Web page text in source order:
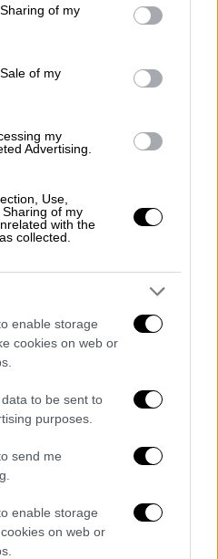
behaviour. You may click to
and its third-party tags to
purposes in below Google
of my
of my
my
Advertising.
Use,
of my
with the
collected.
enable storage
cookies on web or
to be sent to
purposes.
send me
enable storage
on web or
μέχρι στιγμής αν
κατανάλωσαν
παρτίδα ή αν έλαβαν
της Ινδίας είπε
σε όλη τη χώρα ώστε
τα υψηλά
των φαρμάκων.
στην
πέθαναν αφού τους
ινδικής
με τις αρχές
η εταιρεία
η